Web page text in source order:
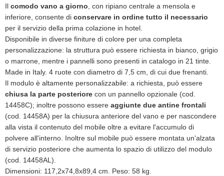
Il comodo vano a giorno, con ripiano centrale a mensola e
inferiore, consente di conservare in ordine tutto il necessario
per il servizio della prima colazione in hotel.
Disponibile in diverse finiture di colore per una completa
personalizzazione: la struttura può essere richiesta in bianco, grigio
o marrone, mentre i pannelli sono presenti in catalogo in 21 tinte.
Made in Italy. 4 ruote con diametro di 7,5 cm, di cui due frenanti.
Il modulo è altamente personalizzabile: a richiesta, può essere
chiusa la parte posteriore con un pannello opzionale (cod.
14458C); inoltre possono essere aggiunte due antine frontali
(cod. 14458A) per la chiusura anteriore del vano e per nascondere
alla vista il contenuto del mobile oltre a evitare l'accumulo di
polvere all'interno. Inoltre sul mobile può essere montata un'alzata
di servizio posteriore che aumenta lo spazio di utilizzo del modulo
(cod. 14458AL).
Dimensioni: 117,2x74,8x89,4 cm. Peso: 58 kg.